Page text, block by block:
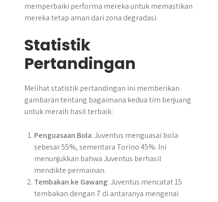
memperbaiki performa mereka untuk memastikan
mereka tetap aman dari zona degradasi.
Statistik
Pertandingan
Melihat statistik pertandingan ini memberikan
gambaran tentang bagaimana kedua tim berjuang
untuk meraih hasil terbaik:
Penguasaan Bola: Juventus menguasai bola
sebesar 55%, sementara Torino 45%. Ini
menunjukkan bahwa Juventus berhasil
mendikte permainan.
Tembakan ke Gawang: Juventus mencatat 15
tembakan dengan 7 di antaranya mengenai